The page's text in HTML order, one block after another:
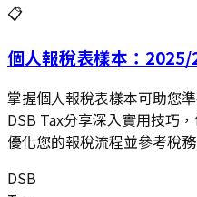
📋
個人報稅表樣本：
掌握個人報稅表樣本可助您
DSB Tax分享深入實用技巧
優化您的報稅流程並參考稅
DSB